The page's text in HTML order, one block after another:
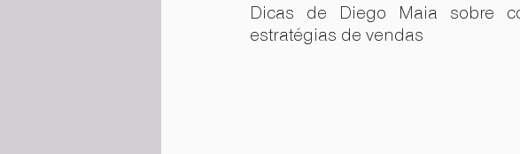
Dicas de Diego Maia sobre
estratégias de vendas